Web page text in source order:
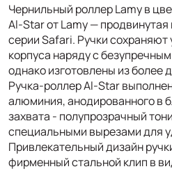
Чернильный роллер Lamy в
Al-Star от Lamy —
серии Safari. Ручки
корпуса наряду с
однако изготовлены из более
Ручка-роллер Al-Star
алюминия, анодированного в
захвата - полупрозрачный
специальными вырезами для
Привлекательный дизайн
фирменный стальной клип в